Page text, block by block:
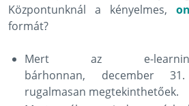
Központunknál a kényelmes,
formát?
Mert az e-
bárhonnan, december
rugalmasan megtekinthetőek.